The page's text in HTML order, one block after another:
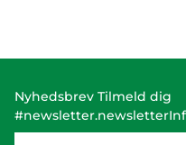
Nyhedsbrev Tilmeld dig